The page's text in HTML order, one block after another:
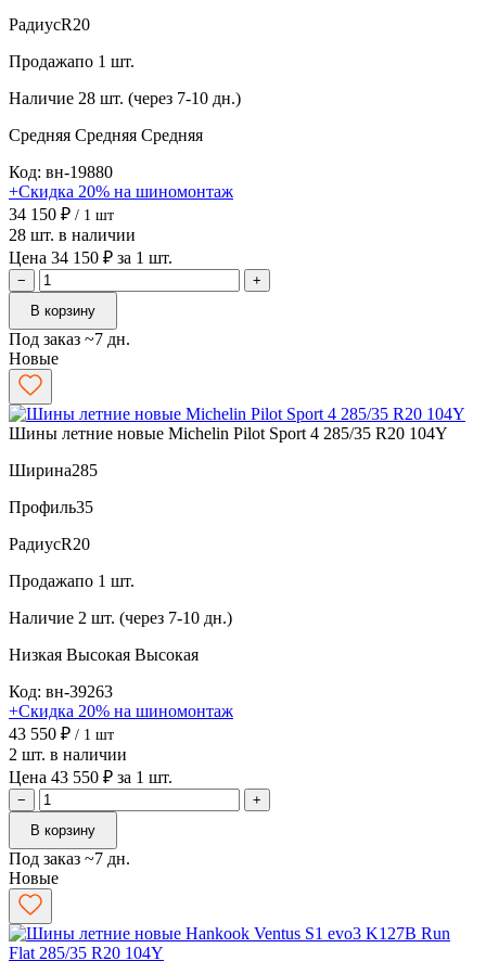
РадиусR20
Продажапо 1 шт.
Наличие 28 шт. (через 7-10 дн.)
Средняя Средняя Средняя
Код: вн-19880
+Скидка 20% на шиномонтаж
34 150 ₽ / 1 шт
28 шт. в наличии
Цена 34 150 ₽ за 1 шт.
−
+
В корзину
Под заказ ~7 дн.
Новые
Шины летние новые Michelin Pilot Sport 4 285/35 R20 104Y
Ширина285
Профиль35
РадиусR20
Продажапо 1 шт.
Наличие 2 шт. (через 7-10 дн.)
Низкая Высокая Высокая
Код: вн-39263
+Скидка 20% на шиномонтаж
43 550 ₽ / 1 шт
2 шт. в наличии
Цена 43 550 ₽ за 1 шт.
−
+
В корзину
Под заказ ~7 дн.
Новые